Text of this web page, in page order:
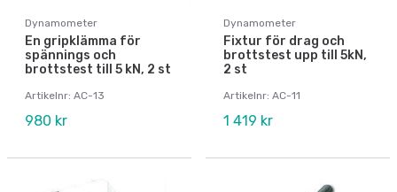
Dynamometer
En gripklämma för
spännings och
brottstest till 5 kN, 2 st
Artikelnr: AC-13
980 kr
Dynamometer
Fixtur för drag och
brottstest upp till 5kN,
2 st
Artikelnr: AC-11
1 419 kr